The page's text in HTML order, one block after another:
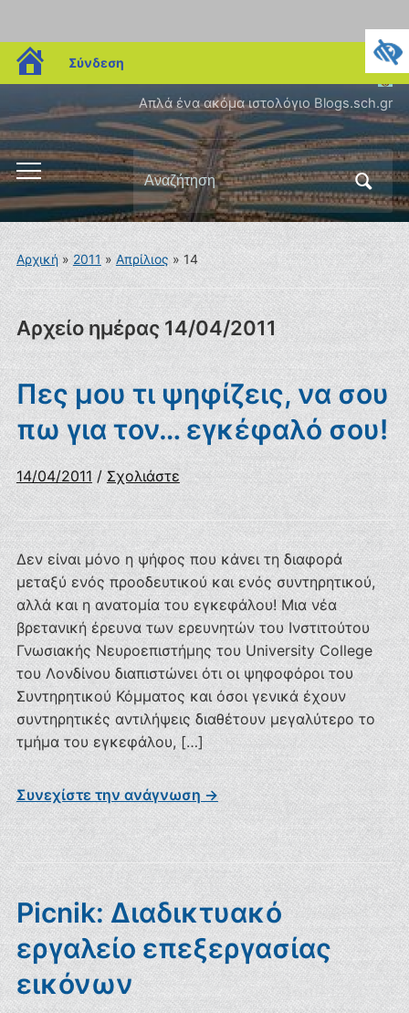
blogs.sch.gr
Σύνδεση
Απλά ένα ακόμα ιστολόγιο Blogs.sch.gr
Εναλλαγή
του
μενού
για
κινητά
Αναζήτηση
για:
Αρχική» 2011 » Απρίλιος»14
Αρχείο ημέρας14/04/2011
Πες μου τι ψηφίζεις, να σου
πω για τον… εγκέφαλό σου!
14/04/2011 /Σχολιάστε
Δεν είναι μόνο η ψήφος που κάνει τη διαφορά
μεταξύ ενός προοδευτικού και ενός συντηρητικού,
αλλά και η ανατομία του εγκεφάλου! Μια νέα
βρετανική έρευνα των ερευνητών του Ινστιτούτου
Γνωσιακής Νευροεπιστήμης του University College
του Λονδίνου διαπιστώνει ότι οι ψηφοφόροι του
Συντηρητικού Κόμματος και όσοι γενικά έχουν
συντηρητικές αντιλήψεις διαθέτουν μεγαλύτερο το
τμήμα του εγκεφάλου, […]
Συνεχίστε την ανάγνωση →
Picnik: Διαδικτυακό
εργαλείο επεξεργασίας
εικόνων